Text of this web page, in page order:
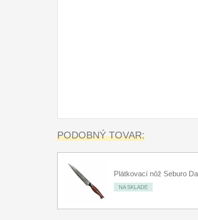
PODOBNÝ TOVAR:
Plátkovací nôž Seburo
NA SKLADE